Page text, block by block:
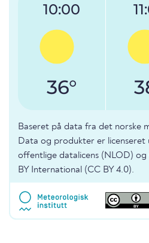
10:00
36°
Baseret på data fra det norske
Data og produkter er licenseret
offentlige datalicens (NLOD)
BY International (CC BY 4.0).